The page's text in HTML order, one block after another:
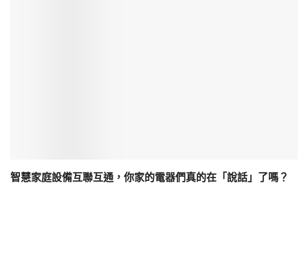
智慧家庭設備互聯互通，你家的電器們真的在「說話」了嗎？